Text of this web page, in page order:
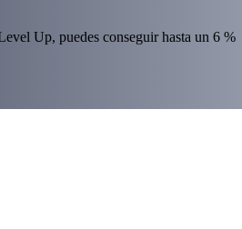
Up, puedes conseguir hasta un 6 %